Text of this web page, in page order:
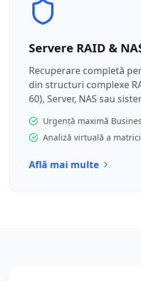
Servere RAID &
Recuperare completă
din structuri complexe
60), Server, NAS sau
Urgență maximă
Analiză virtuală a
Află mai multe